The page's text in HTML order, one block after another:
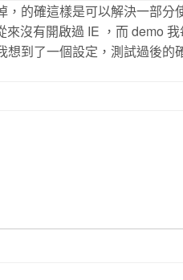
的確這樣是可以解決一部分
沒有開啟過 IE ，而 demo
到了一個設定，測試過後的